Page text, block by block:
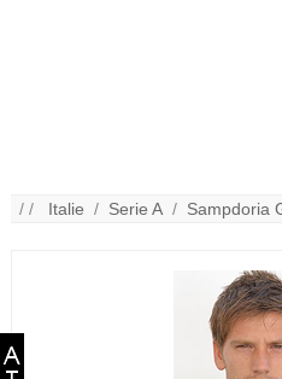
/ / Italie / Serie A / Sampdoria